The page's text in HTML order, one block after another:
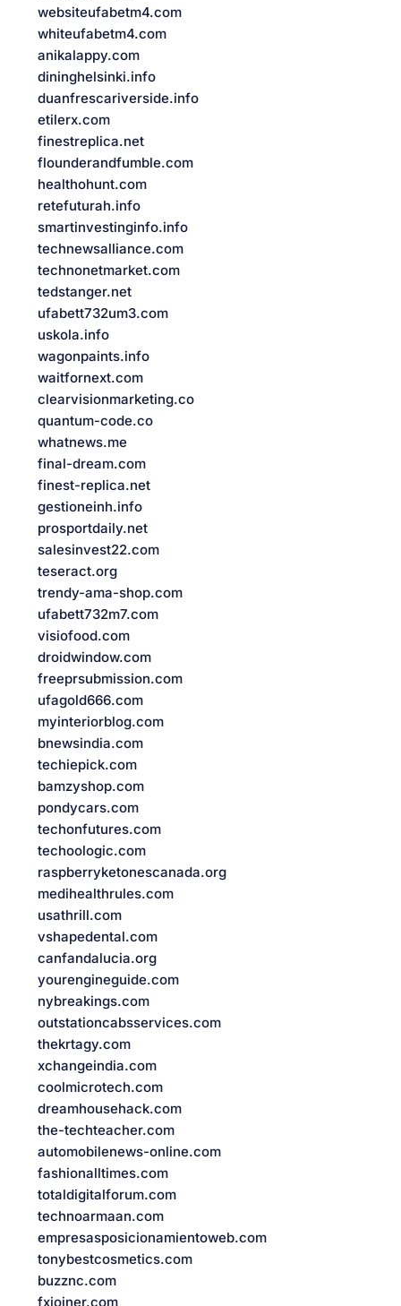
websiteufabetm4.com
whiteufabetm4.com
anikalappy.com
dininghelsinki.info
duanfrescariverside.info
etilerx.com
finestreplica.net
flounderandfumble.com
healthohunt.com
retefuturah.info
smartinvestinginfo.info
technewsalliance.com
technonetmarket.com
tedstanger.net
ufabett732um3.com
uskola.info
wagonpaints.info
waitfornext.com
clearvisionmarketing.co
quantum-code.co
whatnews.me
final-dream.com
finest-replica.net
gestioneinh.info
prosportdaily.net
salesinvest22.com
teseract.org
trendy-ama-shop.com
ufabett732m7.com
visiofood.com
droidwindow.com
freeprsubmission.com
ufagold666.com
myinteriorblog.com
bnewsindia.com
techiepick.com
bamzyshop.com
pondycars.com
techonfutures.com
techoologic.com
raspberryketonescanada.org
medihealthrules.com
usathrill.com
vshapedental.com
canfandalucia.org
yourengineguide.com
nybreakings.com
outstationcabsservices.com
thekrtagy.com
xchangeindia.com
coolmicrotech.com
dreamhousehack.com
the-techteacher.com
automobilenews-online.com
fashionalltimes.com
totaldigitalforum.com
technoarmaan.com
empresasposicionamientoweb.com
tonybestcosmetics.com
buzznc.com
fxjoiner.com